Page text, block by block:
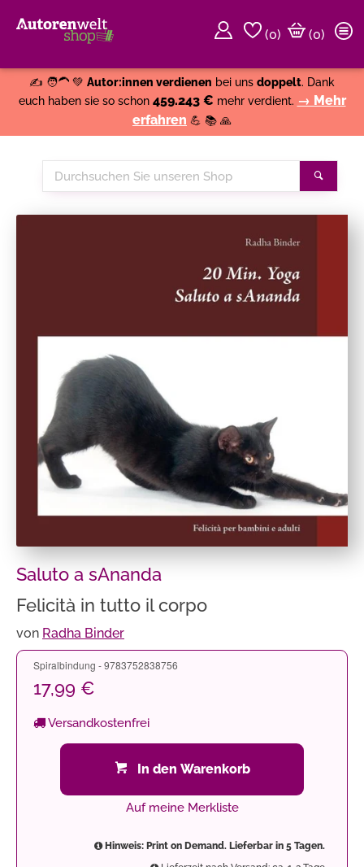
(0)
(0)
✍️ 🧑‍🦱 💚 Autor:innen verdienen bei uns doppelt. Dank
euch haben sie so schon 459.243 € mehr verdient. → Mehr
erfahren 💪 📚 🙏
Durchsuchen
Sie
Saluto a sAnanda
Felicità in tutto il corpo
von Radha Binder
Spiralbindung - 9783752838756
17,99 €
Versandkostenfrei
In den Warenkorb
Auf meine Merkliste
Hinweis: Print on Demand. Lieferbar in 5 Tagen.